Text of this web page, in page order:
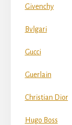
Givenchy
Bvlgari
Gucci
Guerlain
Christian Dior
Hugo Boss